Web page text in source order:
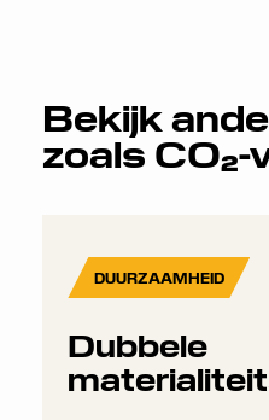
Bekijk
zoals
DUURZAAMHEID
Dubbele